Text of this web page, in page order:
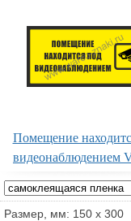
Помещение
видеонаблюдением
Размер, мм: 150 х 300